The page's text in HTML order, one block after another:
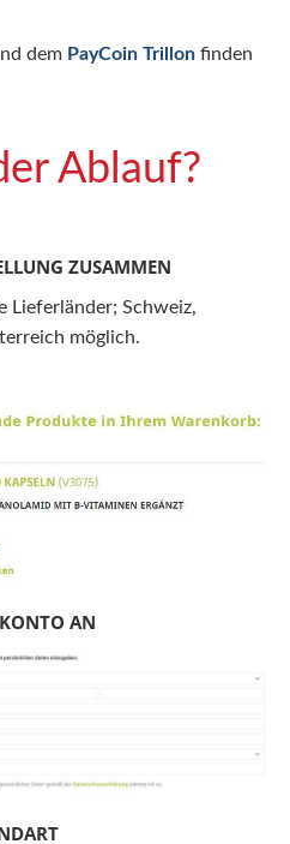
dem PayCoin Trillon finden
Ablauf?
ZUSAMMEN
Lieferländer; Schweiz,
möglich.
AN